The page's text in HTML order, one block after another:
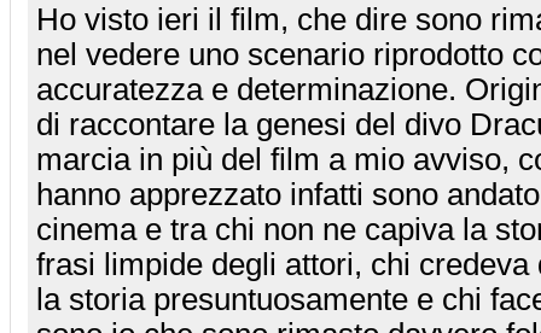
Ho visto ieri il film, che dire sono
nel vedere uno scenario riprodotto
accuratezza e determinazione.
di raccontare la genesi del divo
marcia in più del film a mio avviso,
hanno apprezzato infatti sono
cinema e tra chi non ne capiva la
frasi limpide degli attori, chi credeva
la storia presuntuosamente e chi